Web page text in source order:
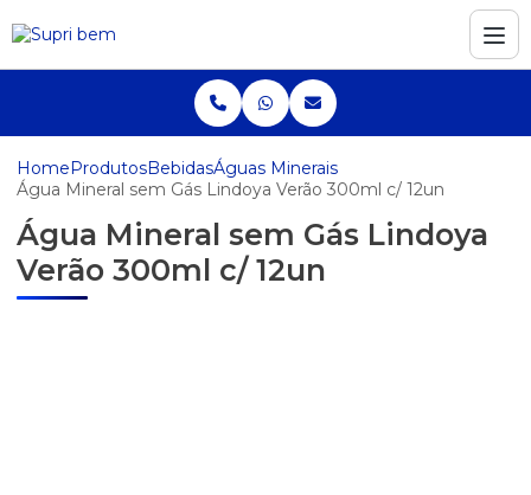
HomeProdutosBebidasÁguas Minerais
Água Mineral sem Gás Lindoya Verão 300ml c/ 12un
Água Mineral sem Gás Lindoya
Verão 300ml c/ 12un